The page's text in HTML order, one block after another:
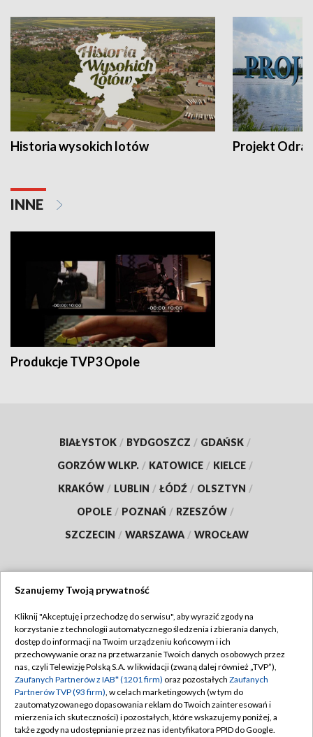
Historia wysokich lotów Projekt Odra
INNE
Produkcje TVP3 Opole
BIAŁYSTOK / BYDGOSZCZ / GDAŃSK /
GORZÓW WLKP. / KATOWICE / KIELCE /
KRAKÓW / LUBLIN / ŁÓDŹ / OLSZTYN /
OPOLE / POZNAŃ / RZESZÓW /
SZCZECIN / WARSZAWA / WROCŁAW
TVP
Abonament TVP
Emisja w TVP
Centrum informacji TVP
Naziemna Telewizja Cyfrowa
Regulamin TVP
Polityka prywatności
Moje zgody
Pomoc
Szanujemy Twoją prywatność
Kliknij "Akceptuję i przechodzę do serwisu", aby wyrazić zgody na
korzystanie z technologii automatycznego śledzenia i zbierania danych,
dostęp do informacji na Twoim urządzeniu końcowym i ich
przechowywanie oraz na przetwarzanie Twoich danych osobowych przez
nas, czyli Telewizję Polską S.A. w likwidacji (zwaną dalej również „TVP”),
Zaufanych Partnerów z IAB* (1201 firm) oraz pozostałych Zaufanych
Partnerów TVP (93 firm), w celach marketingowych (w tym do
zautomatyzowanego dopasowania reklam do Twoich zainteresowań i
mierzenia ich skuteczności) i pozostałych, które wskazujemy poniżej, a
także zgody na udostępnianie przez nas identyfikatora PPID do Google.